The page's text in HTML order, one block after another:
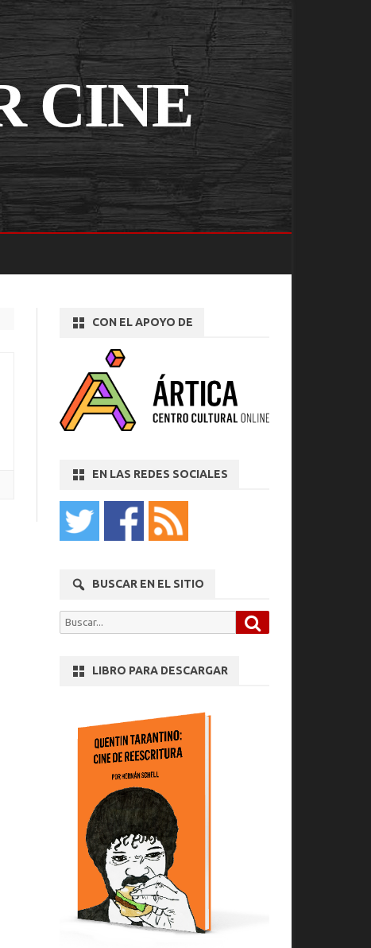
CON EL APOYO DE
EN LAS REDES SOCIALES
BUSCAR EN EL SITIO
Buscar
LIBRO PARA DESCARGAR